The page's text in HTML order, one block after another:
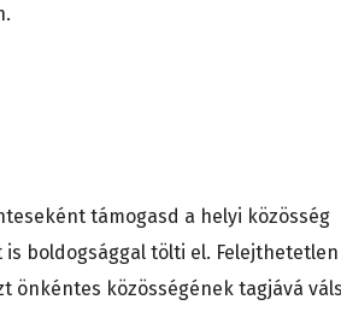
támogasd a helyi közösség
boldogsággal tölti el. Felejthetetlen
önkéntes közösségének tagjává